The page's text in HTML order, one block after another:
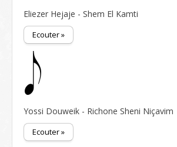
Eliezer Hejaje - Shem El Kamti
Ecouter »
Yossi Douweik - Richone Sheni Niçavim
Ecouter »